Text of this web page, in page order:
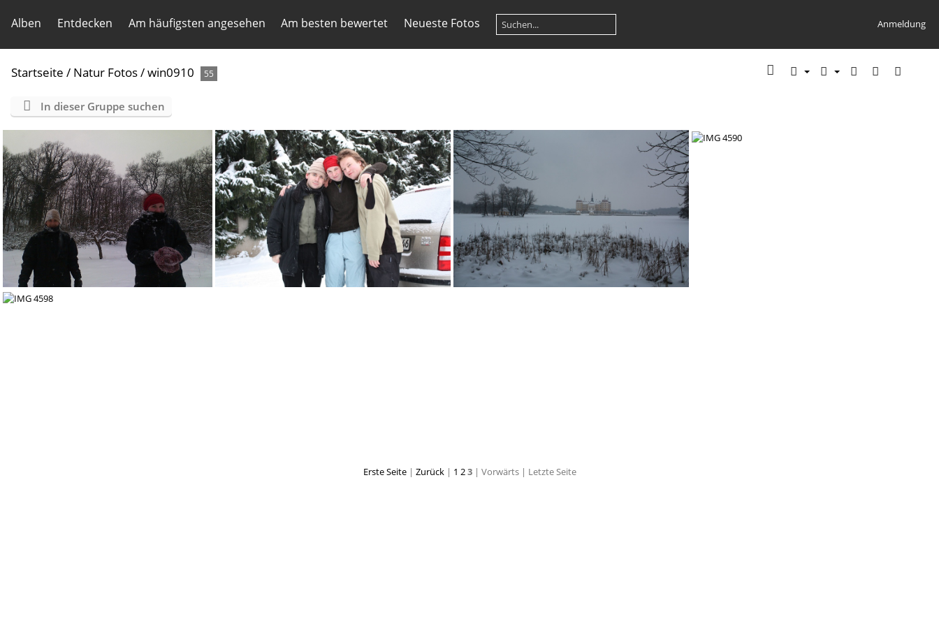
Alben Entdecken Am häufigsten angesehen Am besten bewertet Neueste Fotos Anmeldung
Startseite / Natur Fotos/win0910 55
In dieser Gruppe suchen
Erste Seite| Zurück| 1 23 | Vorwärts | Letzte Seite